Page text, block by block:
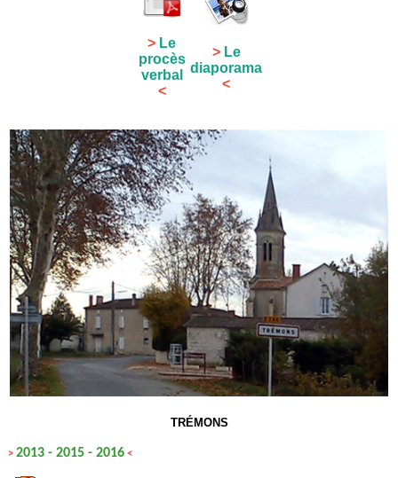
> Le
procès
verbal
<
> Le
diaporama
<
TRÉMONS
> 2013 -2015 -2016 <